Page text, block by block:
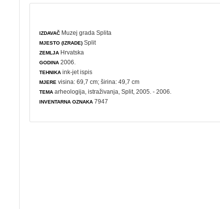
IZDAVAČ Muzej grada Splita
MJESTO (IZRADE) Split
ZEMLJA Hrvatska
GODINA 2006.
TEHNIKA ink-jet ispis
MJERE visina: 69,7 cm; širina: 49,7 cm
TEMA arheologija ,istraživanja , Split, 2005. - 2006.
INVENTARNA OZNAKA 7947